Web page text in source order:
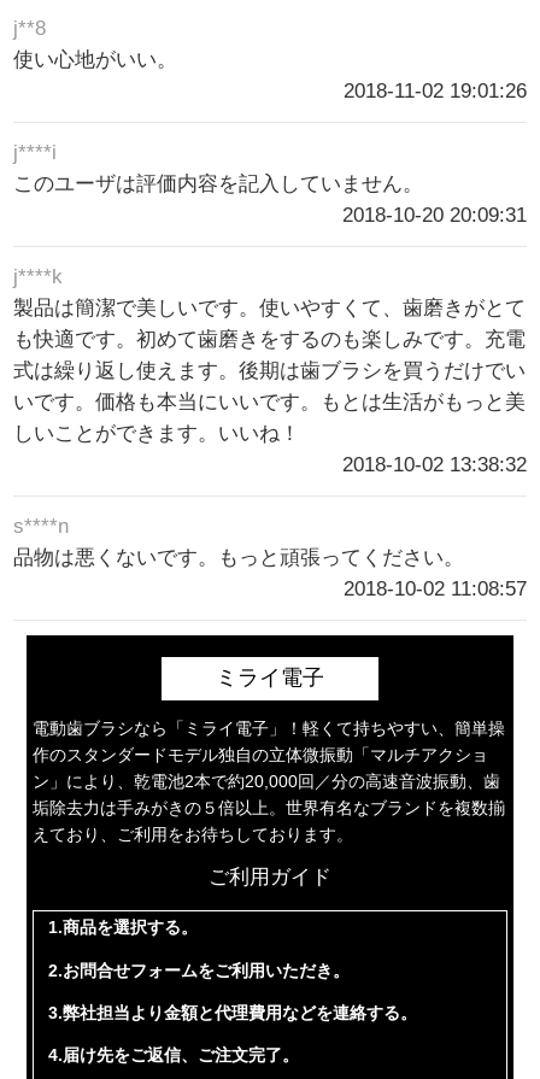
j**8
使い心地がいい。
2018-11-02 19:01:26
j****i
このユーザは評価内容を記入していません。
2018-10-20 20:09:31
j****k
製品は簡潔で美しいです。使いやすくて、歯磨きがとて
も快適です。初めて歯磨きをするのも楽しみです。充電
式は繰り返し使えます。後期は歯ブラシを買うだけでい
いです。価格も本当にいいです。もとは生活がもっと美
しいことができます。いいね！
2018-10-02 13:38:32
s****n
品物は悪くないです。もっと頑張ってください。
2018-10-02 11:08:57
ミライ電子
電動歯ブラシなら「ミライ電子」！軽くて持ちやすい、簡単操
作のスタンダードモデル独自の立体微振動「マルチアクショ
ン」により、乾電池2本で約20,000回／分の高速音波振動、歯
垢除去力は手みがきの５倍以上。世界有名なブランドを複数揃
えており、ご利用をお待ちしております。
ご利用ガイド
1.商品を選択する。
2.お問合せフォームをご利用いただき。
3.弊社担当より金額と代理費用などを連絡する。
4.届け先をご返信、ご注文完了。